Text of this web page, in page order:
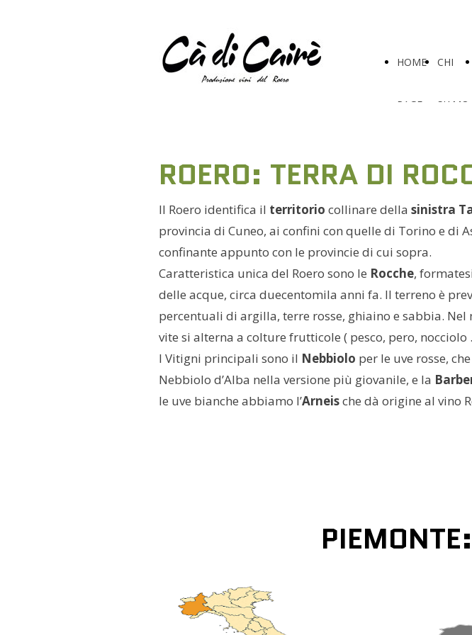
HOME
PAGE
CHI
SIAMO
ROERO: TERRA DI
Il Roero identifica il territorio collinare della sinistra
provincia di Cuneo, ai confini con quelle di Torino e di
confinante appunto con le provincie di cui sopra.
Caratteristica unica del Roero sono le Rocche,
delle acque, circa duecentomila anni fa. Il terreno è
percentuali di argilla, terre rosse, ghiaino e sabbia.
vite si alterna a colture frutticole ( pesco, pero,
I Vitigni principali sono il Nebbiolo per le uve rosse,
Nebbiolo d’Alba nella versione più giovanile, e la
le uve bianche abbiamo l’Arneische dà origine al vino